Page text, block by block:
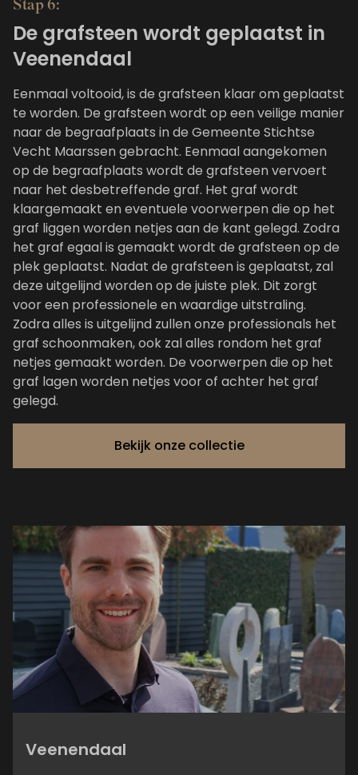
Stap 6:
De grafsteen wordt geplaatst in
Veenendaal
Eenmaal voltooid, is de grafsteen klaar om geplaatst
te worden. De grafsteen wordt op een veilige manier
naar de begraafplaats in de Gemeente Stichtse
Vecht Maarssen gebracht. Eenmaal aangekomen
op de begraafplaats wordt de grafsteen vervoert
naar het desbetreffende graf. Het graf wordt
klaargemaakt en eventuele voorwerpen die op het
graf liggen worden netjes aan de kant gelegd. Zodra
het graf egaal is gemaakt wordt de grafsteen op de
plek geplaatst. Nadat de grafsteen is geplaatst, zal
deze uitgelijnd worden op de juiste plek. Dit zorgt
voor een professionele en waardige uitstraling.
Zodra alles is uitgelijnd zullen onze professionals het
graf schoonmaken, ook zal alles rondom het graf
netjes gemaakt worden. De voorwerpen die op het
graf lagen worden netjes voor of achter het graf
gelegd.
Bekijk onze collectie
Veenendaal